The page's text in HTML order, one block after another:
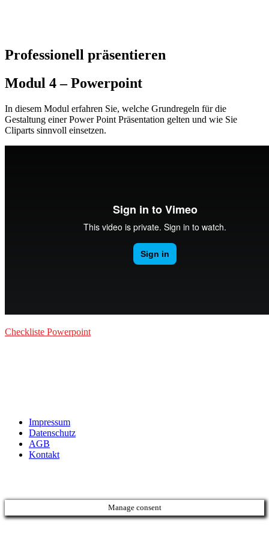
Professionell präsentieren
Modul 4 – Powerpoint
In diesem Modul erfahren Sie, welche Grundregeln für die
Gestaltung einer Power Point Präsentation gelten und wie Sie
Cliparts sinnvoll einsetzen.
Checkliste Powerpoint
Impressum
Datenschutz
AGB
Kontakt
Manage consent